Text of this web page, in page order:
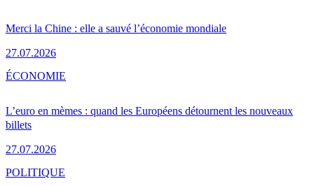
Merci la Chine : elle a sauvé l’économie mondiale
27.07.2026
L’euro en mèmes : quand les Européens détournent les nouveaux
billets
27.07.2026
ÉCONOMIE
POLITIQUE